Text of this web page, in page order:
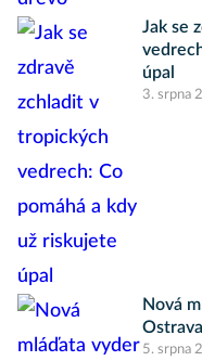
Jak se
úpal
3. srpna
Nová
5. srpna